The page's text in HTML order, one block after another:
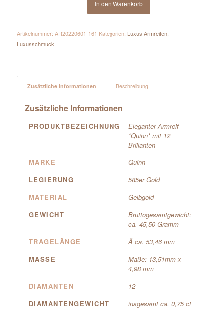
In den Warenkorb
Artikelnummer: AR20220601-161 Kategorien: Luxus Armreifen,
Luxusschmuck
Zusätzliche Informationen Beschreibung
Zusätzliche Informationen
PRODUKTBEZEICHNUNG
Eleganter Armreif
*Quinn* mit 12
Brillanten
MARKE
Quinn
LEGIERUNG
585er Gold
MATERIAL
Gelbgold
GEWICHT
Bruttogesamtgewicht:
ca. 45,50 Gramm
TRAGELÄNGE
Ã ca. 53,46 mm
MASSE
Maße: 13,51mm x
4,98 mm
DIAMANTEN
12
DIAMANTENGEWICHT
insgesamt ca. 0,75 ct